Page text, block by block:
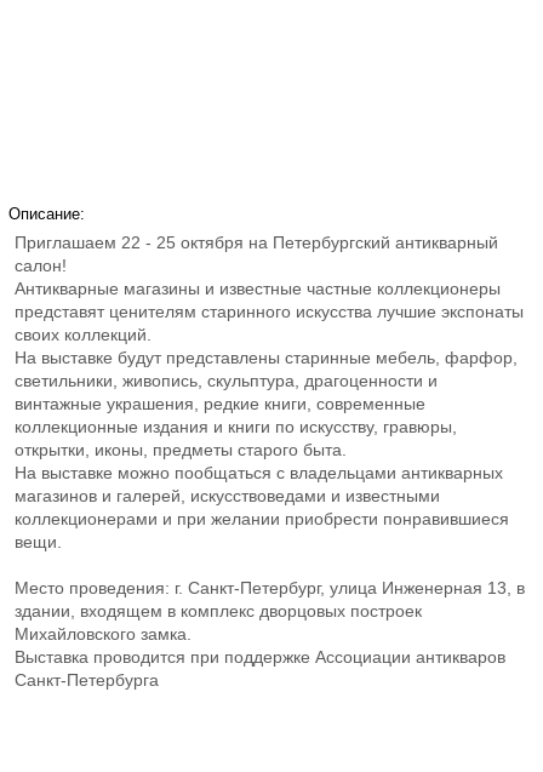
Описание:
Приглашаем 22 - 25 октября на Петербургский антикварный
салон!
Антикварные магазины и известные частные коллекционеры
представят ценителям старинного искусства лучшие экспонаты
своих коллекций.
На выставке будут представлены старинные мебель, фарфор,
светильники, живопись, скульптура, драгоценности и
винтажные украшения, редкие книги, современные
коллекционные издания и книги по искусству, гравюры,
открытки, иконы, предметы старого быта.
На выставке можно пообщаться с владельцами антикварных
магазинов и галерей, искусствоведами и известными
коллекционерами и при желании приобрести понравившиеся
вещи.
Место проведения: г. Санкт-Петербург, улица Инженерная 13, в
здании, входящем в комплекс дворцовых построек
Михайловского замка.
Выставка проводится при поддержке Ассоциации антикваров
Санкт-Петербурга